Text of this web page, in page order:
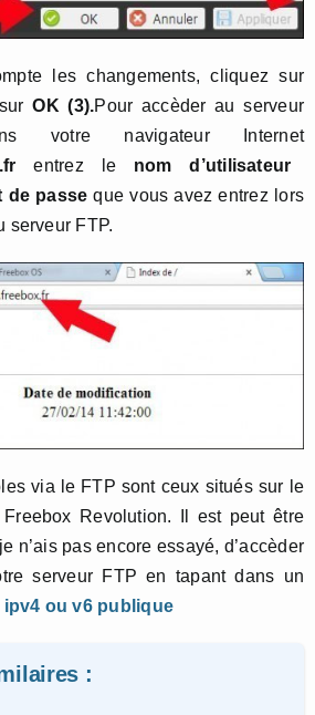
les changements, cliquez sur
OK (3).Pour accèder au serveur
votre navigateur Internet
entrez le nom d’utilisateur
de passe que vous avez entrez lors
serveur FTP.
via le FTP sont ceux situés sur le
Revolution. Il est peut être
n’ais pas encore essayé, d’accèder
serveur FTP en tapant dans un
ipv4 ou v6 publique
: